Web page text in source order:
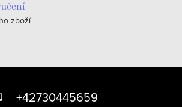
zboží
+42730445659